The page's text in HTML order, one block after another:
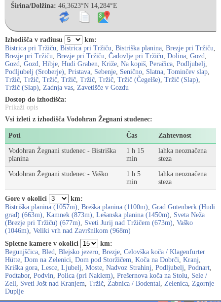
Širina/Dolžina: 46,3623°N 14,284°E
Izhodišča v radiusu
km:
Bistrica pri Tržiču, Bistrica pri Tržiču, Bistriška planina, Brezje pri Tržiču,
Brezje pri Tržiču, Brezje pri Tržiču, Čadovlje pri Tržiču, Dolina, Gozd,
Gozd, Gozd, Hibje, Hudi Graben, Križe, Na kopiš, Peračica, Podljubelj,
Podljubelj (Sroberje), Pristava, Sebenje, Senično, Slatna, Tominčev slap,
Tržič, Tržič, Tržič, Tržič, Tržič, Tržič, Tržič (Čegelše), Tržič (Slap),
Tržič (Slap), Zadnja vas, Zavetišče v Gozdu
Dostop do izhodišča:
Prikaži opis
Vsi izleti z izhodišča Vodohran Žegnani studenec:
Poti Čas Zahtevnost
Vodohran Žegnani studenec - Bistriška
planina
1 h 15
min
lahka neoznačena
steza
Vodohran Žegnani studenec - Vaško
1 h 5
min
lahka neoznačena
steza
Gore v okolici
km:
Bistriška planina (1057m), Breška planina (1100m), Grad Gutenberk (Hudi
grad) (663m), Kamnek (873m), Lešanska planina (1450m), Sveta Neža
(Brezje pri Tržiču) (677m), Sveti Jurij nad Tržičem (673m), Vaško
(1046m), Veliki vrh nad Završnikom (968m)
Spletne kamere v okolici
km:
Begunjščica, Bled, Blejsko jezero, Brezje, Celovška koča / Klagenfurter
Hütte, Dom na Zelenici, Dom pod Storžičem, Koča na Dobrči, Kranj,
Kriška gora, Lesce, Ljubelj, Moste, Nadvoz Strahinj, Podljubelj, Podnart,
Podtabor, Podvin, Polica (pri Naklem), Prešernova koča na Stolu, Sele /
Zell, Sveti Jošt nad Kranjem, Tržič, Žabnica / Bodental, Zelenica, Zgornje
Duplje